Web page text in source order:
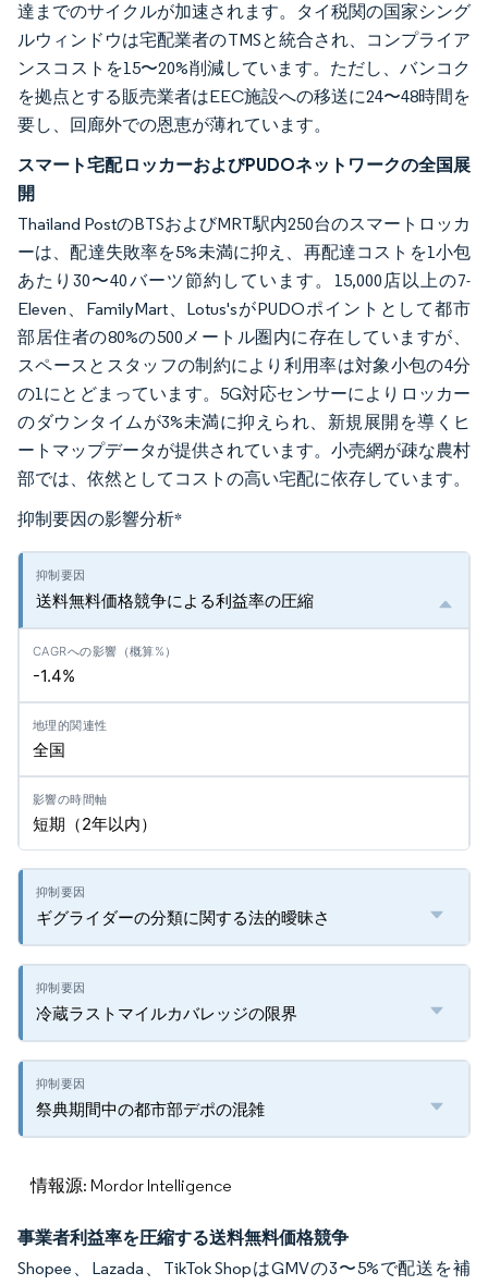
達までのサイクルが加速されます。タイ税関の国家シング
ルウィンドウは宅配業者のTMSと統合され、コンプライア
ンスコストを15〜20%削減しています。ただし、バンコク
を拠点とする販売業者はEEC施設への移送に24〜48時間を
要し、回廊外での恩恵が薄れています。
スマート宅配ロッカーおよびPUDOネットワークの全国展
開
Thailand PostのBTSおよびMRT駅内250台のスマートロッカ
ーは、配達失敗率を5%未満に抑え、再配達コストを1小包
あたり30〜40バーツ節約しています。15,000店以上の7-
Eleven、FamilyMart、Lotus'sがPUDOポイントとして都市
部居住者の80%の500メートル圏内に存在していますが、
スペースとスタッフの制約により利用率は対象小包の4分
の1にとどまっています。5G対応センサーによりロッカー
のダウンタイムが3%未満に抑えられ、新規展開を導くヒ
ートマップデータが提供されています。小売網が疎な農村
部では、依然としてコストの高い宅配に依存しています。
抑制要因の影響分析*
送料無料価格競争による利益率の圧縮
-1.4%
全国
短期（2年以内）
ギグライダーの分類に関する法的曖昧さ
冷蔵ラストマイルカバレッジの限界
祭典期間中の都市部デポの混雑
情報源: Mordor Intelligence
事業者利益率を圧縮する送料無料価格競争
Shopee、Lazada、TikTok ShopはGMVの3〜5%で配送を補